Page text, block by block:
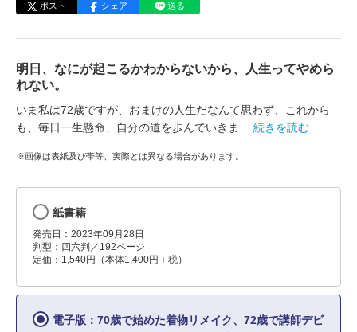
ポスト シェア 送る
明日、なにが起こるかわからないから、人生ってやめら
れない。
いま私は72歳ですが、おまけの人生だなんて思わず、これから
も、毎日一生懸命、自分の道を歩んでいきま
…続きを読む
※画像は表紙及び帯等、実際とは異なる場合があります。
紙書籍
発売日：2023年09月28日
判型：四六判／192ページ
定価：1,540円（本体1,400円＋税）
電子版：70歳で始めた着物リメイク、72歳で講師デビ